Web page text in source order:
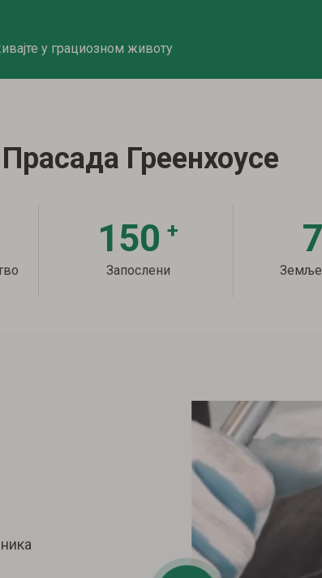
у грациозном животу
Прасада Греенхоусе
150 +
Запослени Земље